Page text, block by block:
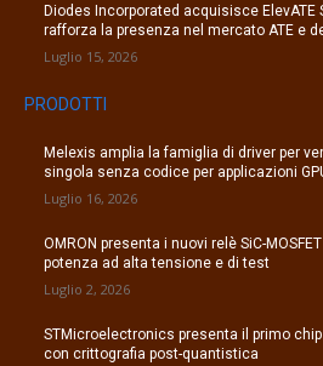
Diodes Incorporated acquisisce ElevATE
rafforza la presenza nel mercato ATE e
Luglio 15, 2026
PRODOTTI
Melexis amplia la famiglia di driver per
singola senza codice per applicazioni
Luglio 16, 2026
OMRON presenta i nuovi relè SiC-
potenza ad alta tensione e di test
Luglio 2, 2026
STMicroelectronics presenta il primo
con crittografia post-quantistica